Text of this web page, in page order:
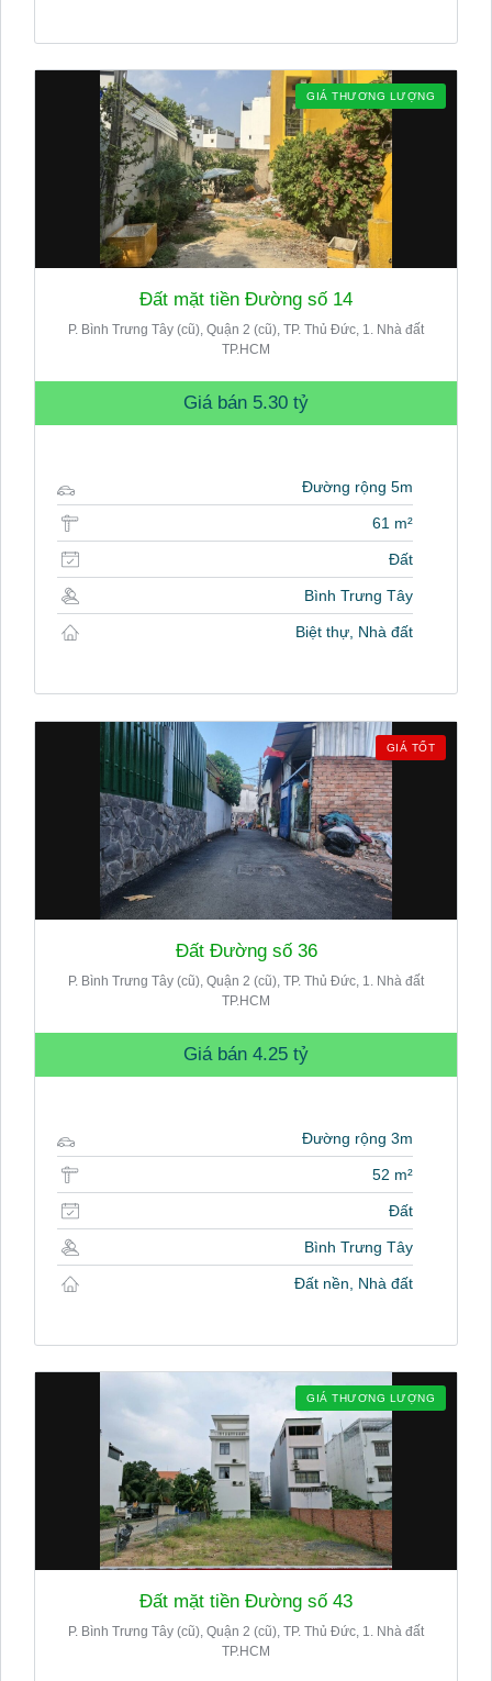
GIÁ THƯƠNG LƯỢNG
Đất mặt tiền Đường số 14
P. Bình Trưng Tây (cũ), Quận 2 (cũ), TP. Thủ Đức, 1. Nhà đất
TP.HCM
Giá bán 5.30 tỷ
Đường rộng 5m
61 m²
Đất
Bình Trưng Tây
Biệt thự, Nhà đất
GIÁ TỐT
Đất Đường số 36
P. Bình Trưng Tây (cũ), Quận 2 (cũ), TP. Thủ Đức, 1. Nhà đất
TP.HCM
Giá bán 4.25 tỷ
Đường rộng 3m
52 m²
Đất
Bình Trưng Tây
Đất nền, Nhà đất
GIÁ THƯƠNG LƯỢNG
Đất mặt tiền Đường số 43
P. Bình Trưng Tây (cũ), Quận 2 (cũ), TP. Thủ Đức, 1. Nhà đất
TP.HCM